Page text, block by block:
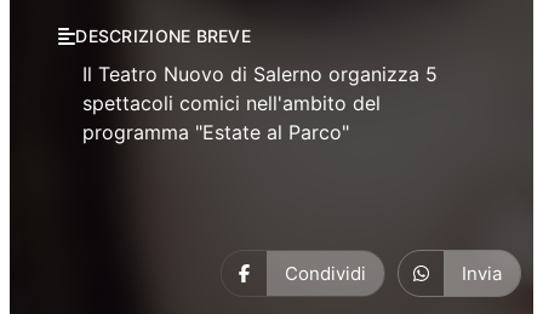
DESCRIZIONE BREVE
Il Teatro Nuovo di Salerno organizza 5
spettacoli comici nell'ambito del
programma "Estate al Parco"
Condividi Invia